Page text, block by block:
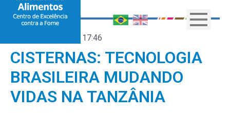
17:46
CISTERNAS: TECNOLOGIA
BRASILEIRA MUDANDO
VIDAS NA TANZÂNIA